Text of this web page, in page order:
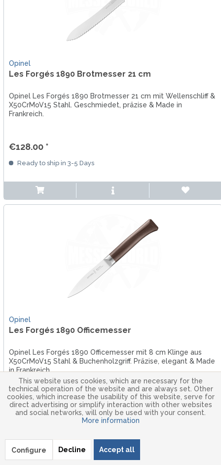
Opinel
Les Forgés 1890 Brotmesser 21 cm
Opinel Les Forgés 1890 Brotmesser 21 cm mit Wellenschliff &
X50CrMoV15 Stahl. Geschmiedet, präzise & Made in
Frankreich.
€128.00 *
Ready to ship in 3-5 Days
Opinel
Les Forgés 1890 Officemesser
Opinel Les Forgés 1890 Officemesser mit 8 cm Klinge aus
X50CrMoV15 Stahl & Buchenholzgriff. Präzise, elegant & Made
in Frankreich.
€68.00 *
Ready to ship in 3-5 Days
This website uses cookies, which are necessary for the
technical operation of the website and are always set. Other
cookies, which increase the usability of this website, serve for
direct advertising or simplify interaction with other websites
and social networks, will only be used with your consent.
More information
Decline Accept all
Configure